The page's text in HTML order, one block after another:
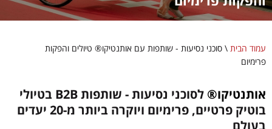
עמוד הבית \ סוכני נסיעות - שותפות עם אותנטיקו® טיולים והפקות
פרימיום
אותנטיקו®
לסוכני נסיעות - שותפות B2B בטיולי
בוטיק פרטיים, פרימיום ויוקרה ביותר מ-20 יעדים
בעולם